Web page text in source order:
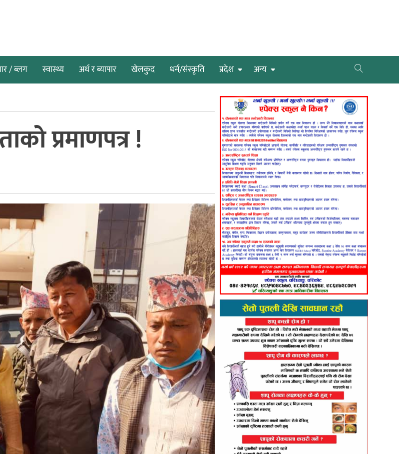
/ ब्लग स्वास्थ्य अर्थ र ब्यापार खेलकुद धर्म/संस्कृति प्रदेश अन्य
प्रमाणपत्र !